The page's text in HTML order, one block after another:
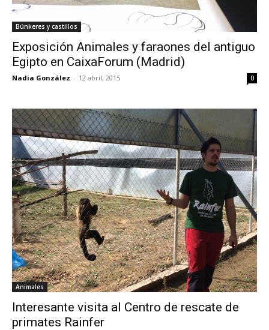
Búnkeres y castillos
Exposición Animales y faraones del antiguo
Egipto en CaixaForum (Madrid)
Nadia González - 12 abril, 2015 0
Animales
Interesante visita al Centro de rescate de
primates Rainfer